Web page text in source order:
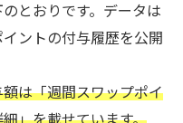
とおりです。データは
ントの付与履歴を公開
は「週間スワップポイ
」を載せています。